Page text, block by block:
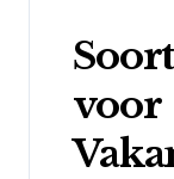
voor